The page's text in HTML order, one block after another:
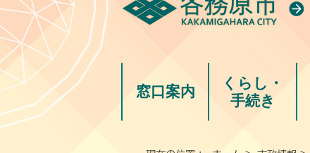
窓口案内
くらし・
手続き